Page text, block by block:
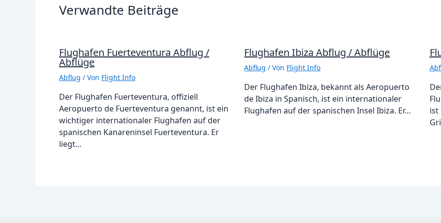
Verwandte Beiträge
Flughafen Fuerteventura Abflug /
Abflüge
Abflug / Von Flight Info
Der Flughafen Fuerteventura, offiziell
Aeropuerto de Fuerteventura genannt, ist ein
wichtiger internationaler Flughafen auf der
spanischen Kanareninsel Fuerteventura. Er
liegt…
Flughafen Ibiza Abflug / Abflüge
Abflug / Von Flight Info
Der Flughafen Ibiza, bekannt als Aeropuerto
de Ibiza in Spanisch, ist ein internationaler
Flughafen auf der spanischen Insel Ibiza. Er…
ist